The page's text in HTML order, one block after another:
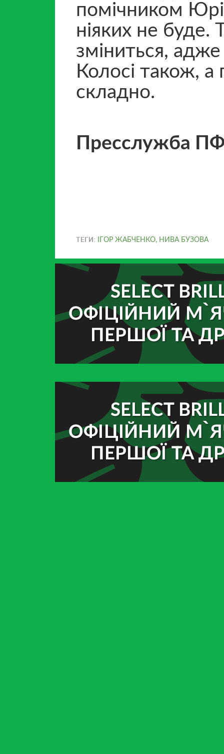
помічником
ніяких не буде.
зміниться,
Колосі також,
складно.
Пресслужба
ТЕГИ: ІГОР ЖАБЧЕНКО, НИВА БУЗОВА